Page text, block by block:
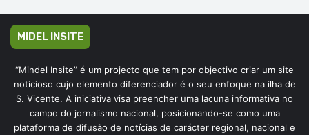
MIDEL INSITE
“Mindel Insite” é um projecto que tem por objectivo criar um site
noticioso cujo elemento diferenciador é o seu enfoque na ilha de
S. Vicente. A iniciativa visa preencher uma lacuna informativa no
campo do jornalismo nacional, posicionando-se como uma
plataforma de difusão de notícias de carácter regional, nacional e